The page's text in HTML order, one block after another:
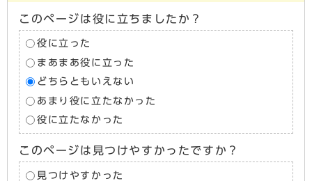
このページは役に立ちましたか？
役に立った
まあまあ役に立った
どちらともいえない
あまり役に立たなかった
役に立たなかった
このページは見つけやすかったですか？
見つけやすかった